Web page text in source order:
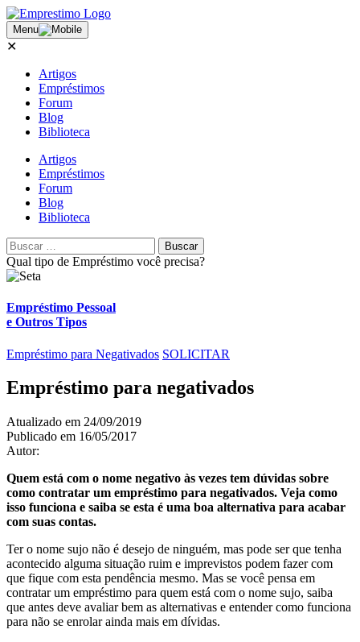
Menu
✕
Artigos
Empréstimos
Forum
Blog
Biblioteca
Artigos
Empréstimos
Forum
Blog
Biblioteca
Qual tipo de Empréstimo você precisa?
Empréstimo Pessoal
e Outros Tipos
Empréstimo para Negativados SOLICITAR
Empréstimo para negativados
Atualizado em 24/09/2019
Publicado em 16/05/2017
Autor:
Quem está com o nome negativo às vezes tem dúvidas sobre
como contratar um empréstimo para negativados. Veja como
isso funciona e saiba se esta é uma boa alternativa para acabar
com suas contas.
Ter o nome sujo não é desejo de ninguém, mas pode ser que tenha
acontecido alguma situação ruim e imprevistos podem fazer com
que fique com esta pendência mesmo. Mas se você pensa em
contratar um empréstimo para quem está com o nome sujo, saiba
que antes deve avaliar bem as alternativas e entender como funciona
para não se enrolar ainda mais em dívidas.